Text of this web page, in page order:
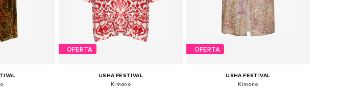
OFERTA
USHA FESTIVAL
Kimono
OFERTA
USHA FESTIVAL
Kimono